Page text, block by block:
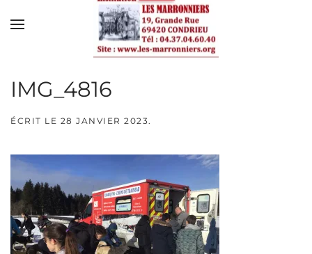
Skip to main content
IMG_4816
ÉCRIT LE 28 JANVIER 2023.